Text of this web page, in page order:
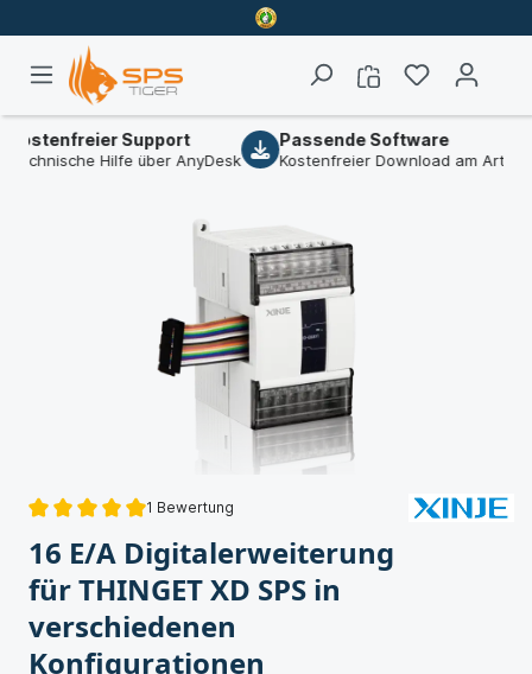
Support
Hilfe über AnyDesk
Passende Software
Kostenfreier Download am Artikel
1 Bewertung
16 E/A Digitalerweiterung
für THINGET XD SPS in
verschiedenen
Konfigurationen